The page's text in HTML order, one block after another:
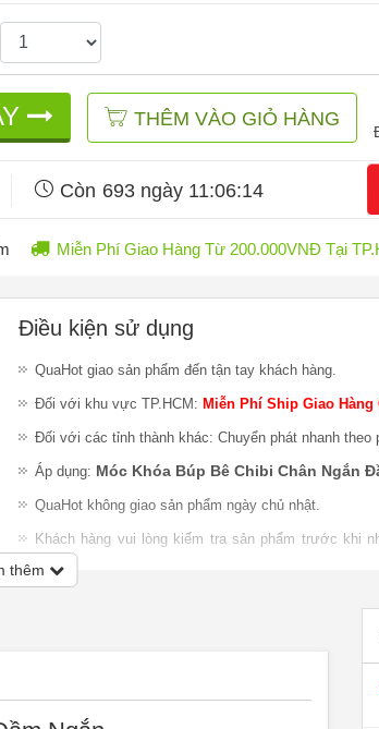
THÊM VÀO GIỎ HÀNG
Còn 693 ngày 11:06:12
Miễn Phí Giao Hàng Từ 200.000VNĐ Tại
Điều kiện sử dụng
QuaHot giao sản phẩm đến tận tay khách hàng.
Đối với khu vực TP.HCM: Miễn Phí Ship Giao Hàng
Đối với các tỉnh thành khác: Chuyển phát nhanh theo
Áp dụng: Móc Khóa Búp Bê Chibi Chân Ngắn
QuaHot không giao sản phẩm ngày chủ nhật.
Khách hàng vui lòng kiểm tra sản phẩm trước khi
nhiệm đổi trả sản phẩm sau khi giao hàng.
thêm